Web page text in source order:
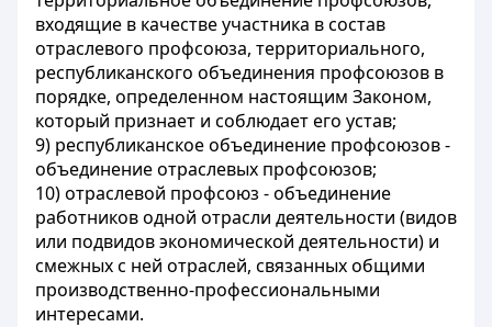
входящие в качестве участника в состав
отраслевого профсоюза, территориального,
республиканского объединения профсоюзов в
порядке, определенном настоящим Законом,
который признает и соблюдает его устав;
9) республиканское объединение профсоюзов -
объединение отраслевых профсоюзов;
10) отраслевой профсоюз - объединение
работников одной отрасли деятельности (видов
или подвидов экономической деятельности) и
смежных с ней отраслей, связанных общими
производственно-профессиональными
интересами.